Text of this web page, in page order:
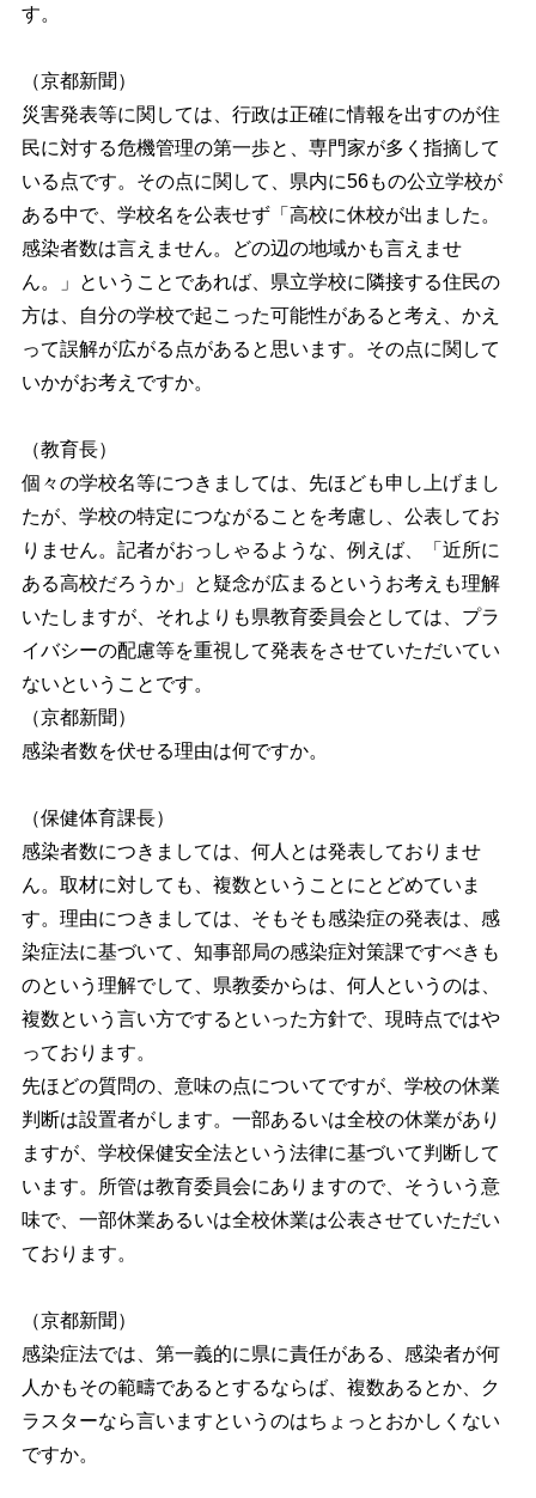
す。
（京都新聞）
災害発表等に関しては、行政は正確に情報を出すのが住
民に対する危機管理の第一歩と、専門家が多く指摘して
いる点です。その点に関して、県内に56もの公立学校が
ある中で、学校名を公表せず「高校に休校が出ました。
感染者数は言えません。どの辺の地域かも言えませ
ん。」ということであれば、県立学校に隣接する住民の
方は、自分の学校で起こった可能性があると考え、かえ
って誤解が広がる点があると思います。その点に関して
いかがお考えですか。
（教育長）
個々の学校名等につきましては、先ほども申し上げまし
たが、学校の特定につながることを考慮し、公表してお
りません。記者がおっしゃるような、例えば、「近所に
ある高校だろうか」と疑念が広まるというお考えも理解
いたしますが、それよりも県教育委員会としては、プラ
イバシーの配慮等を重視して発表をさせていただいてい
ないということです。
（京都新聞）
感染者数を伏せる理由は何ですか。
（保健体育課長）
感染者数につきましては、何人とは発表しておりませ
ん。取材に対しても、複数ということにとどめていま
す。理由につきましては、そもそも感染症の発表は、感
染症法に基づいて、知事部局の感染症対策課ですべきも
のという理解でして、県教委からは、何人というのは、
複数という言い方でするといった方針で、現時点ではや
っております。
先ほどの質問の、意味の点についてですが、学校の休業
判断は設置者がします。一部あるいは全校の休業があり
ますが、学校保健安全法という法律に基づいて判断して
います。所管は教育委員会にありますので、そういう意
味で、一部休業あるいは全校休業は公表させていただい
ております。
（京都新聞）
感染症法では、第一義的に県に責任がある、感染者が何
人かもその範疇であるとするならば、複数あるとか、ク
ラスターなら言いますというのはちょっとおかしくない
ですか。